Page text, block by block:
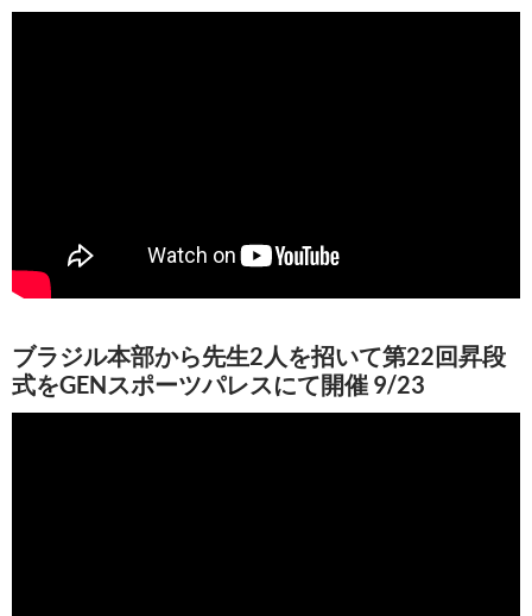
ブラジル本部から先生2人を招いて第22回昇段
式をGENスポーツパレスにて開催 9/23